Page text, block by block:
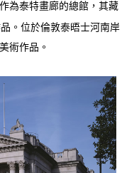
為泰特畫廊的總館，其藏
。位於倫敦泰晤士河南岸
術作品。